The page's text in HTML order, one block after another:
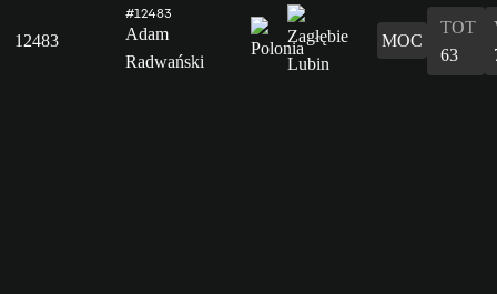
12483
#12483
Adam
Radwański
MOC
TOT
63